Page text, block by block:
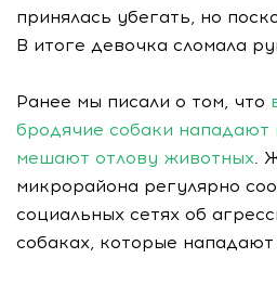
принялась убегать, но
В итоге девочка сломала
Ранее мы писали о том, что
бродячие собаки нападают
мешают отлову животных.
микрорайона регулярно
социальных сетях об
собаках, которые